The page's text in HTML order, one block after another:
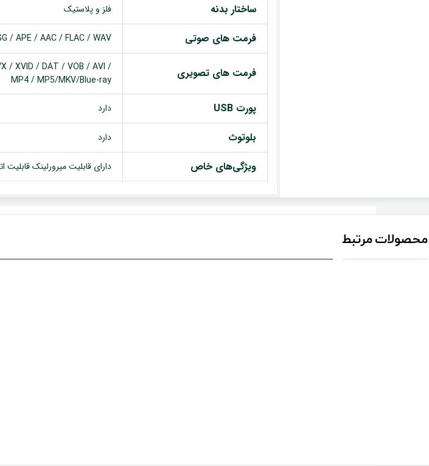
ساختار بدنه فلز و پلاستیک
فرمت های صوتی / APE / AAC / FLAC / WAV
فرمت های تصویری
/ XVID / DAT / VOB / AVI /
MP4 / MP5/MKV/Blue-ray
پورت USB دارد
بلوتوث دارد
ویژگی‌های خاص دارای قابلیت میرورلینک قابلیت
محصولات مرتبط